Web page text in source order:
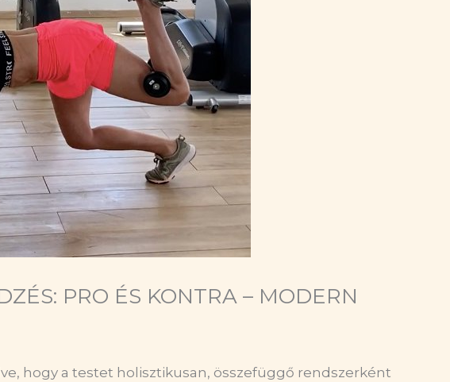
PRO ÉS KONTRA – MODERN
hogy a testet holisztikusan, összefüggő rendszerként